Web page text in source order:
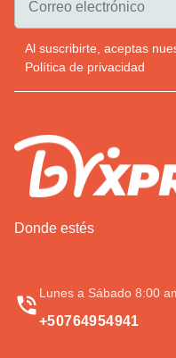
Al suscribirte, aceptas
Política de privacidad
Donde estés
Lunes a Sábado 8:00
+50764954941